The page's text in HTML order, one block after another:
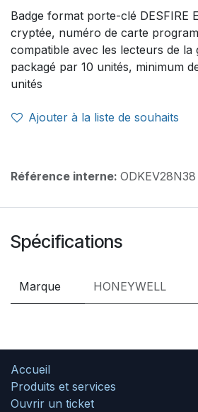
Badge format porte-clé DESFIRE
cryptée, numéro de carte
compatible avec les lecteurs de la
packagé par 10 unités, minimum
unités
Ajouter à la liste de souhaits
Référence interne: ODKEV28N38
Spécifications
Marque HONEYWELL
Accueil
Produits et services
Ouvrir un ticket